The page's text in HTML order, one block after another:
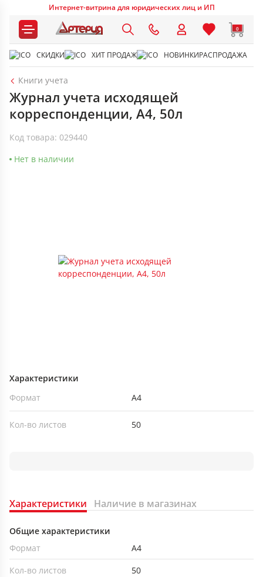
Интернет-витрина для юридических лиц и ИП
0
СКИДКИ ХИТ ПРОДАЖ НОВИНКИРАСПРОДАЖА
Книги учета
Журнал учета исходящей
корреспонденции, А4, 50л
Код товара: 029440
Нет в наличии
Характеристики
Формат
А4
Кол-во листов 50
Характеристики Наличие в магазинах
Общие характеристики
Формат
А4
Кол-во листов
50